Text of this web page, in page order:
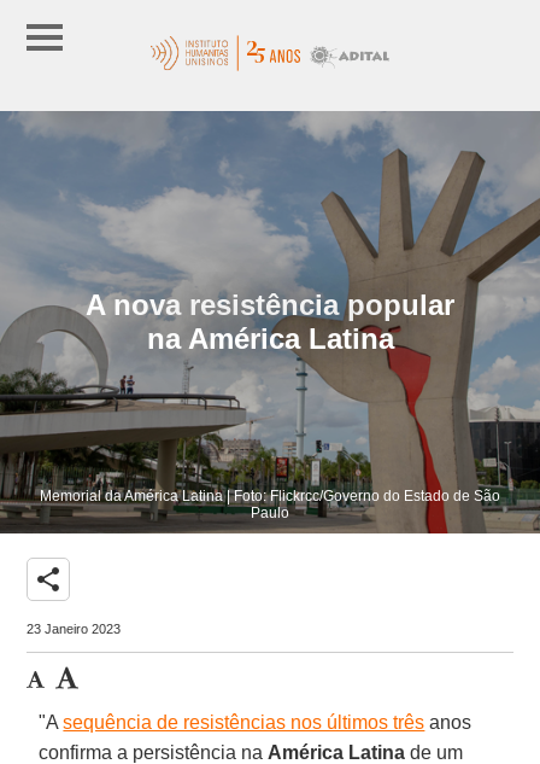
A nova resistência popular
na América Latina
Memorial da América Latina | Foto: Flickrcc/Governo do Estado de São
Paulo
share
23 Janeiro 2023
"Asequência de resistências nos últimos três anos
confirma a persistência na América Latina de um